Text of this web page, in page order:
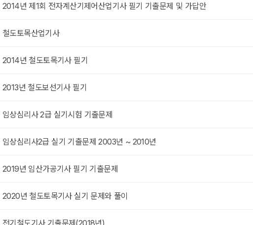
2014년 제1회 전자계산기제어산업기사 필기 기출문제 및 가답안
2014년 제1회 전자계산기제어산업기사 필기 올립니다 열심히 공부해서 합격하세요
5년 전
철도토목산업기사
감사하고고맙슴니다든든합니다
2014년 철도토목기사 필기
2014년도 철도토목기사 필기 입니다.
2013년 철도보선기사 필기
2013년도 철도보선기사 필기문제 입니다.
5년 전
임상심리사 2급 실기시험 기출문제
임상심리사 2급 실기시험 기출문제 2012년 문제만 있습니다. 도움이 되셨다면 추천 부탁드립니다.
5년 전
임상심리사2급 실기 기출문제 2003년 ~ 2010년
임상심리사 2급 실기 기출문제 입니다. 2003년 ~ 2010년 기출문제와 답이 있습니다. 도움되셨다면추천해주세요.^^
2019년 임산가공기사 필기 기출문제
답은 없습니다.
2020년 철도토목기사 실기 문제와 풀이
2020년 실기 문제와 풀이 입니다. 저~ 쪽에서 구해온 원문과 몇가지 수정한 수정본 입니다. 저~기는 검색하면 나오는 그 곳 맞습니다. 저쪽 자료 있으신 분들은 원문은 다운 하지 마세요. 저쪽파일명 안바꾸고 올립니다.파일명이 같으면 받지마세요. 1개의 누락된 답과 오답이 있어 수정하고 설명부문을확 줄이고 바꿨습니다. 이것도 틀릴수 있다는 생각하고 보세요. 내용수정이 편하도록 워드 원문으로 변경 업로드 합니다.
전기철도기사 기출문제(2018년)
2018년도 입니다.